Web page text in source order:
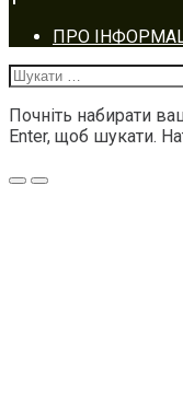
Footer
navigation
ПРО
Шукати:
Почніть набирати
Enter, щоб шукати.
Меню